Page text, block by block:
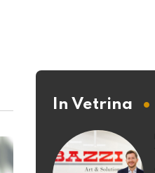
In Vetrina